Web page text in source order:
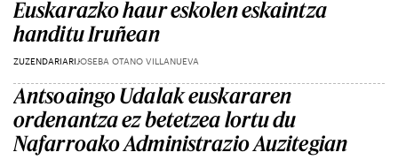
Euskarazko haur eskolen eskaintza
handitu Iruñean
ZUZENDARIARI JOSEBA OTANO VILLANUEVA
Antsoaingo Udalak euskararen
ordenantza ez betetzea lortu du
Nafarroako Administrazio Auzitegian